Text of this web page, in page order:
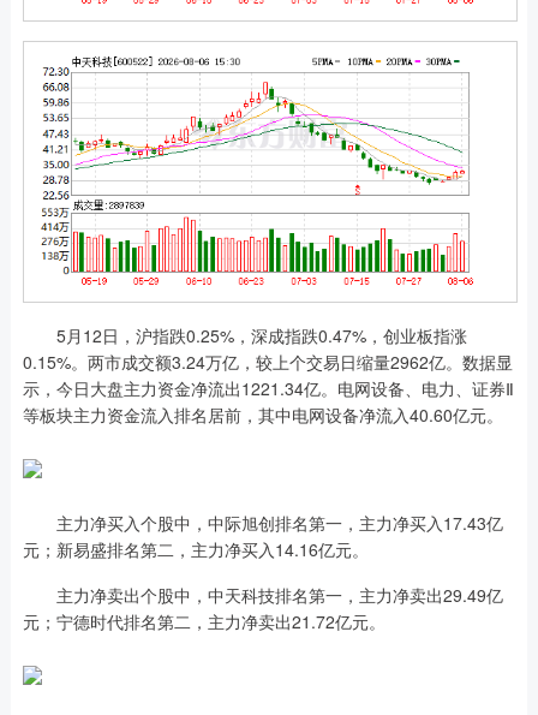
5月12日，沪指跌0.25%，深成指跌0.47%，创业板指涨
0.15%。两市成交额3.24万亿，较上个交易日缩量2962亿。数据显
示，今日大盘主力资金净流出1221.34亿。电网设备、电力、证券Ⅱ
等板块主力资金流入排名居前，其中电网设备净流入40.60亿元。
主力净买入个股中，中际旭创排名第一，主力净买入17.43亿
元；新易盛排名第二，主力净买入14.16亿元。
主力净卖出个股中，中天科技排名第一，主力净卖出29.49亿
元；宁德时代排名第二，主力净卖出21.72亿元。